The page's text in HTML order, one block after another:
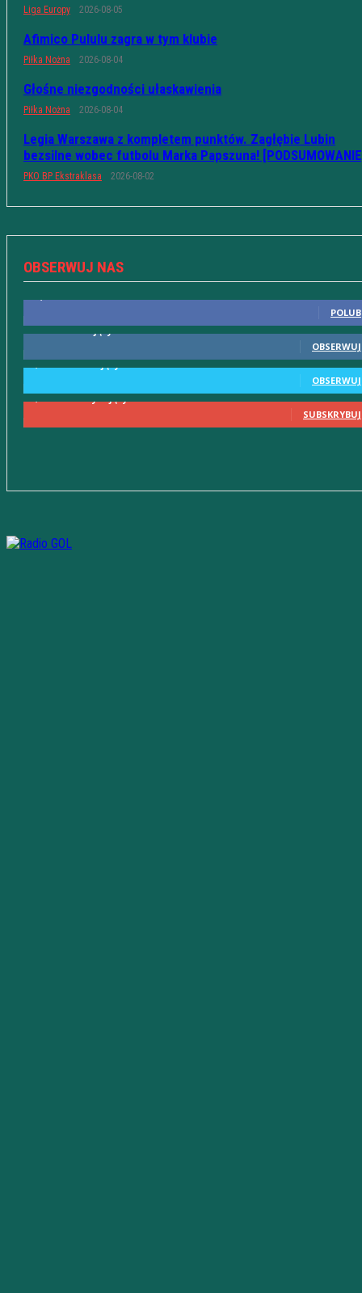
Liga Europy 2026-08-05
Afimico Pululu zagra w tym klubie
Piłka Nożna 2026-08-04
Głośne niezgodności ułaskawienia
Piłka Nożna 2026-08-04
Legia Warszawa z kompletem punktów. Zagłębie Lubin
bezsilne wobec futbolu Marka Papszuna!
PKO BP Ekstraklasa 2026-08-02
OBSERWUJ NAS
POLUB
615 Obserwujący
OBSERWUJ
2,580 Obserwujący
OBSERWUJ
2,230 Subskrybujący
SUBSKRYBUJ